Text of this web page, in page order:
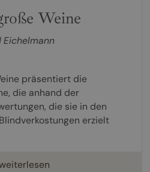
Weine
Eichelmann
präsentiert die
die anhand der
die sie in den
erzielt